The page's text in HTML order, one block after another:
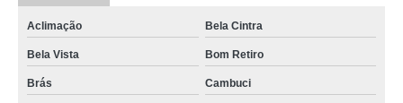
Aclimação Bela Cintra
Bela Vista Bom Retiro
Brás Cambuci